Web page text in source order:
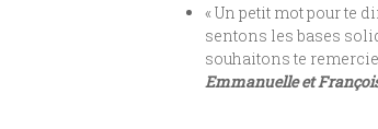
« Un petit mot pour te
sentons les bases
souhaitons te
Emmanuelle et